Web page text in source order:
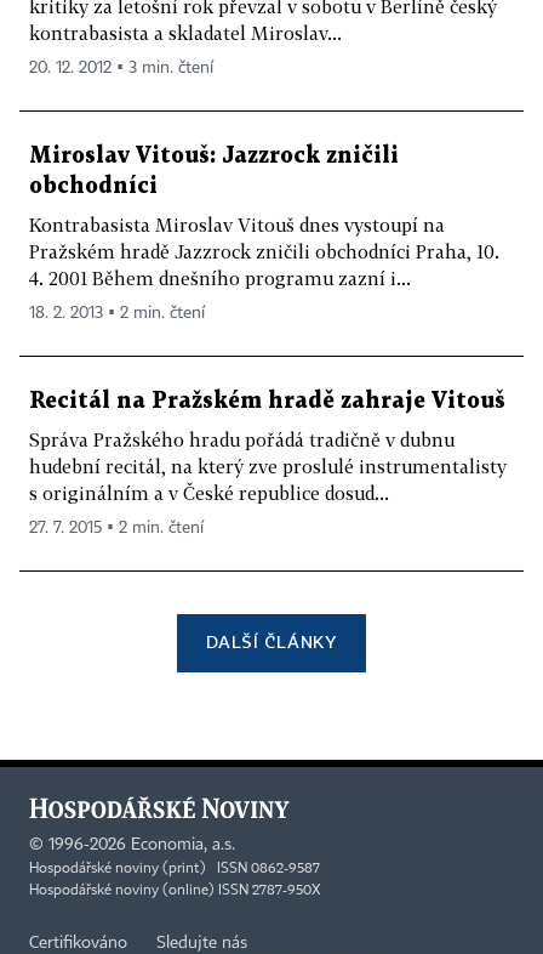
kritiky za letošní rok převzal v sobotu v Berlíně český
kontrabasista a skladatel Miroslav...
20. 12. 2012 ▪ 3 min. čtení
Miroslav Vitouš: Jazzrock zničili
obchodníci
Kontrabasista Miroslav Vitouš dnes vystoupí na
Pražském hradě Jazzrock zničili obchodníci Praha, 10.
4. 2001 Během dnešního programu zazní i...
18. 2. 2013 ▪ 2 min. čtení
Recitál na Pražském hradě zahraje Vitouš
Správa Pražského hradu pořádá tradičně v dubnu
hudební recitál, na který zve proslulé instrumentalisty
s originálním a v České republice dosud...
27. 7. 2015 ▪ 2 min. čtení
DALŠÍ ČLÁNKY
© 1996-2026 Economia, a.s.
Hospodářské noviny (print) ISSN 0862-9587
Hospodářské noviny (online) ISSN 2787-950X
Certifikováno Sledujte nás